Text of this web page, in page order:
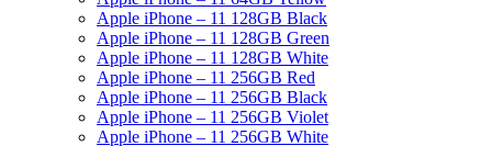
Apple iPhone – 11 128GB Black
Apple iPhone – 11 128GB Green
Apple iPhone – 11 128GB White
Apple iPhone – 11 256GB Red
Apple iPhone – 11 256GB Black
Apple iPhone – 11 256GB Violet
Apple iPhone – 11 256GB White